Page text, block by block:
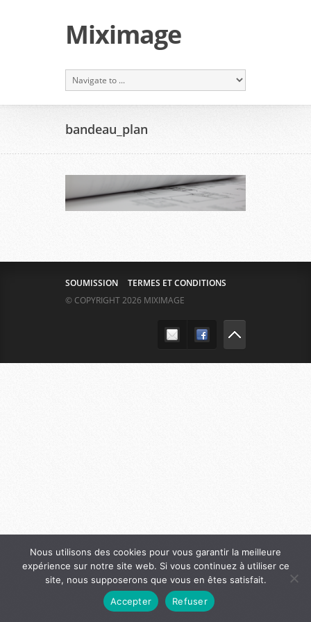
Miximage
bandeau_plan
SOUMISSION
TERMES ET CONDITIONS
© COPYRIGHT 2026 MIXIMAGE
Nous utilisons des cookies pour vous garantir la meilleure
expérience sur notre site web. Si vous continuez à utiliser ce
site, nous supposerons que vous en êtes satisfait.
Accepter
Refuser